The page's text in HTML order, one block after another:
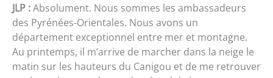
JLP :Absolument. Nous sommes les ambassadeurs
des Pyrénées-Orientales. Nous avons un
département exceptionnel entre mer et montagne.
Au printemps, il m’arrive de marcher dans la neige le
matin sur les hauteurs du Canigou et de me retrouver